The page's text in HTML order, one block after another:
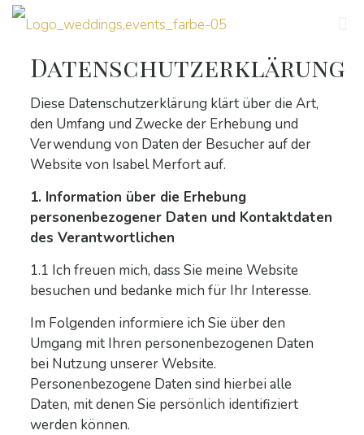
Datenschutzerklärung
Diese Datenschutzerklärung klärt über die Art,
den Umfang und Zwecke der Erhebung und
Verwendung von Daten der Besucher auf der
Website von Isabel Merfort auf.
1. Information über die Erhebung
personenbezogener Daten und Kontaktdaten
des Verantwortlichen
1.1 Ich freuen mich, dass Sie meine Website
besuchen und bedanke mich für Ihr Interesse.
Im Folgenden informiere ich Sie über den
Umgang mit Ihren personenbezogenen Daten
bei Nutzung unserer Website.
Personenbezogene Daten sind hierbei alle
Daten, mit denen Sie persönlich identifiziert
werden können.